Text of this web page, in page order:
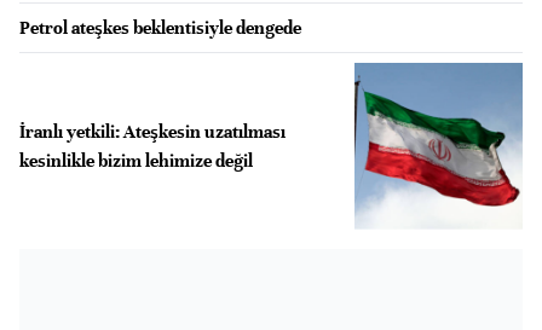
Petrol ateşkes beklentisiyle dengede
İranlı yetkili: Ateşkesin uzatılması
kesinlikle bizim lehimize değil